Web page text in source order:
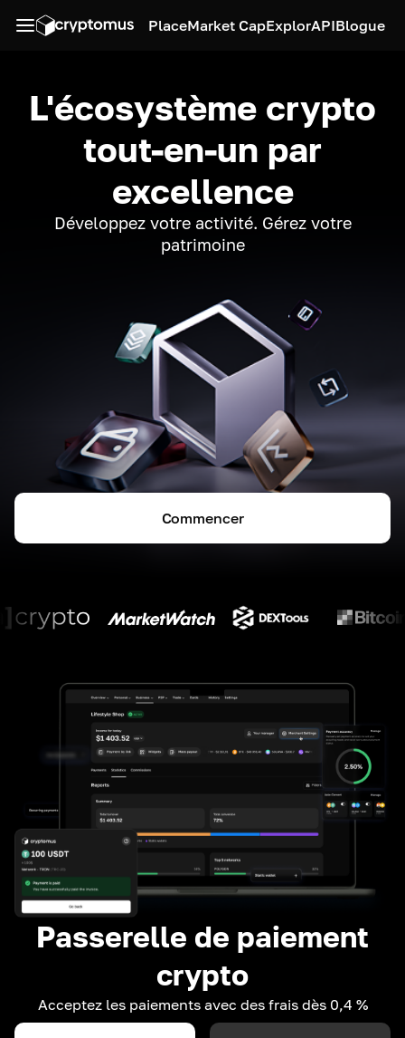
PlaceMarket CapExplorAPIBlogue
L'écosystème crypto
tout-en-un par
excellence
Développez votre activité. Gérez votre
patrimoine
Commencer
Passerelle de paiement
crypto
Acceptez les paiements avec des frais dès 0,4 %